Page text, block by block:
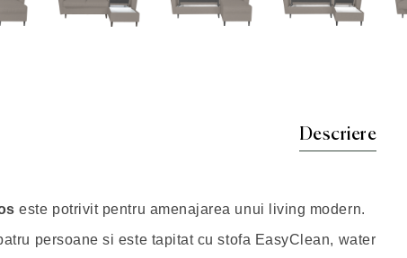
Descriere
este potrivit pentru amenajarea unui living modern.
persoane si este tapitat cu stofa EasyClean, water